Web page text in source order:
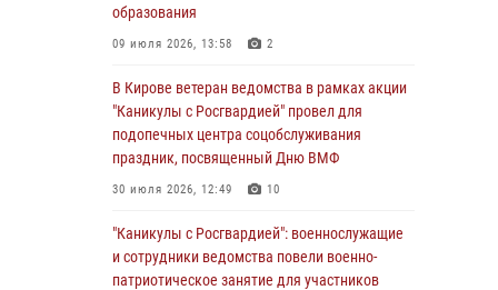
В Кирове росгвардейцы задержали
подозреваемого в краже инструмента
В Кирово-Чепецке росгвардейцы задержали
подозреваемого в хулиганстве
06 августа 2026, 07:00
Соколов вручил почетные знаки и грамоты
росгвардейцам (видео)
05 августа 2026, 11:00 7 1
образования
09 июля 2026, 13:58 2
В Кирове ветеран ведомства в рамках акции
"Каникулы с Росгвардией" провел для
подопечных центра соцобслуживания
праздник, посвященный Дню ВМФ
30 июля 2026, 12:49 10
"Каникулы с Росгвардией": военнослужащие
и сотрудники ведомства повели военно-
патриотическое занятие для участников